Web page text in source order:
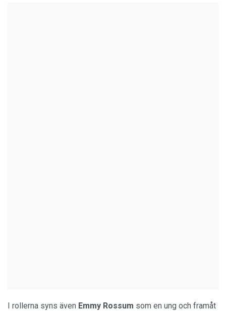
I rollerna syns även Emmy Rossum som en ung och framåt